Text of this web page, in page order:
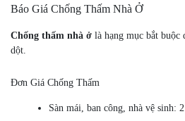
Báo Giá Chống Thấm Nhà Ở
Chống thấm nhà ở là hạng mục bắt
dột.
Đơn Giá Chống Thấm
Sàn mái, ban công, nhà vệ sinh: